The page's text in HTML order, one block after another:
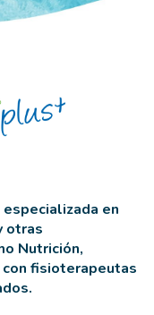
especializada en
otras
Nutrición,
fisioterapeutas